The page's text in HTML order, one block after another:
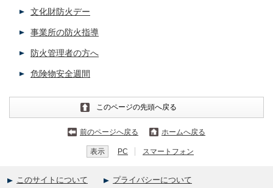
文化財防火デー
事業所の防火指導
防火管理者の方へ
危険物安全週間
このページの先頭へ戻る
前のページへ戻る ホームへ戻る
表示 PC スマートフォン
このサイトについて
プライバシーについて